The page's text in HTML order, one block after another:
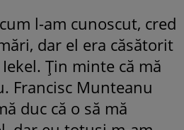
l-am cunoscut, cred
dar el era căsătorit
Țin minte că mă
Francisc Munteanu
duc că o să mă